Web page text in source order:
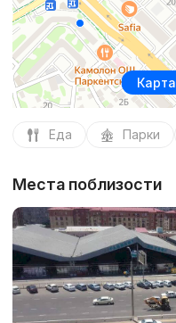
Карта
Еда Парки
Места поблизости